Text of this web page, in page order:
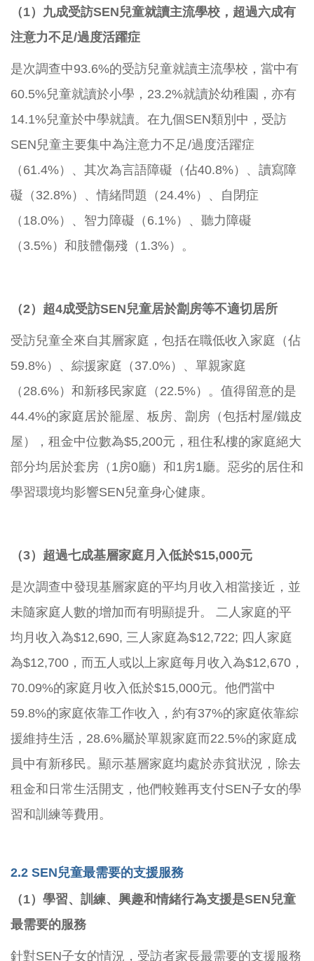
（1）九成受訪SEN兒童就讀主流學校，超過六成有
注意力不足/過度活躍症
是次調查中93.6%的受訪兒童就讀主流學校，當中有
60.5%兒童就讀於小學，23.2%就讀於幼稚園，亦有
14.1%兒童於中學就讀。在九個SEN類別中，受訪
SEN兒童主要集中為注意力不足/過度活躍症
（61.4%）、其次為言語障礙（佔40.8%）、讀寫障
礙（32.8%）、情緒問題（24.4%）、自閉症
（18.0%）、智力障礙（6.1%）、聽力障礙
（3.5%）和肢體傷殘（1.3%）。
（2）超4成受訪SEN兒童居於劏房等不適切居所
受訪兒童全來自其層家庭，包括在職低收入家庭（佔
59.8%）、綜援家庭（37.0%）、單親家庭
（28.6%）和新移民家庭（22.5%）。值得留意的是
44.4%的家庭居於籠屋、板房、劏房（包括村屋/鐵皮
屋），租金中位數為$5,200元，租住私樓的家庭絕大
部分均居於套房（1房0廳）和1房1廳。惡劣的居住和
學習環境均影響SEN兒童身心健康。
（3）超過七成基層家庭月入低於$15,000元
是次調查中發現基層家庭的平均月收入相當接近，並
未隨家庭人數的增加而有明顯提升。 二人家庭的平
均月收入為$12,690, 三人家庭為$12,722; 四人家庭
為$12,700，而五人或以上家庭每月收入為$12,670，
70.09%的家庭月收入低於$15,000元。他們當中
59.8%的家庭依靠工作收入，約有37%的家庭依靠綜
援維持生活，28.6%屬於單親家庭而22.5%的家庭成
員中有新移民。顯示基層家庭均處於赤貧狀況，除去
租金和日常生活開支，他們較難再支付SEN子女的學
習和訓練等費用。
2.2 SEN兒童最需要的支援服務
（1）學習、訓練、興趣和情緒行為支援是SEN兒童
最需要的服務
針對SEN子女的情況，受訪者家長最需要的支援服務